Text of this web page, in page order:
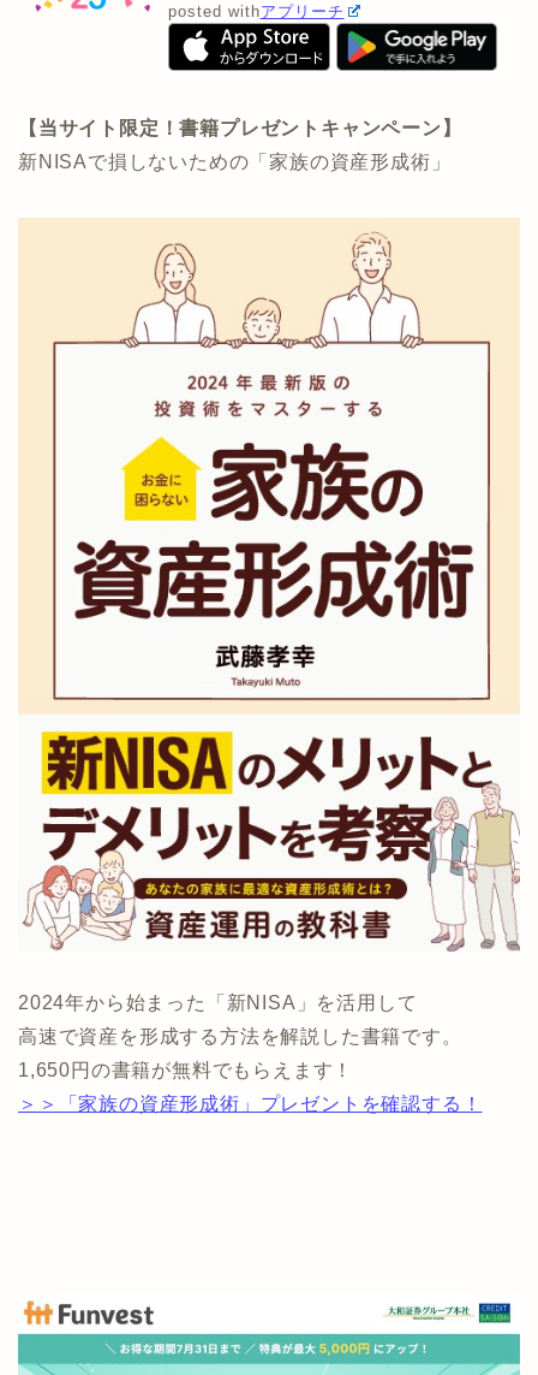
posted withアプリーチ
【当サイト限定！書籍プレゼントキャンペーン】
新NISAで損しないための「家族の資産形成術」
2024年から始まった「新NISA」を活用して
高速で資産を形成する方法を解説した書籍です。
1,650円の書籍が無料でもらえます！
＞＞「家族の資産形成術」プレゼントを確認する！